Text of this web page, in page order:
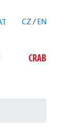
CZ / EN
CRAB